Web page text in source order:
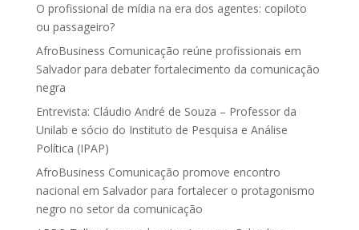
O profissional de mídia na era dos agentes: copiloto
ou passageiro?
AfroBusiness Comunicação reúne profissionais em
Salvador para debater fortalecimento da comunicação
negra
Entrevista: Cláudio André de Souza – Professor da
Unilab e sócio do Instituto de Pesquisa e Análise
Política (IPAP)
AfroBusiness Comunicação promove encontro
nacional em Salvador para fortalecer o protagonismo
negro no setor da comunicação